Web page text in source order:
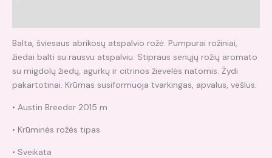
Balta, šviesaus abrikosų atspalvio rožė. Pumpurai rožiniai,
žiedai balti su rausvu atspalviu. Stipraus senųjų rožių aromato
su migdolų žiedų, agurkų ir citrinos žievelės natomis. Žydi
pakartotinai. Krūmas susiformuoja tvarkingas, apvalus, vešlus.
• Austin Breeder 2015 m
• Krūminės rožės tipas
• Sveikata